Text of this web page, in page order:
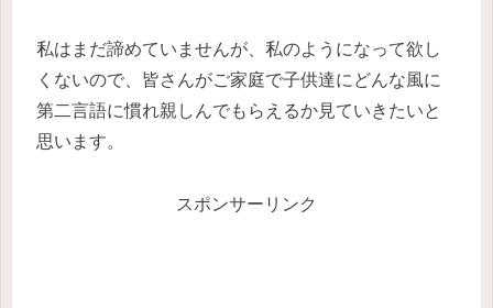
私はまだ諦めていませんが、私のようになって欲し
くないので、皆さんがご家庭で子供達にどんな風に
第二言語に慣れ親しんでもらえるか見ていきたいと
思います。
スポンサーリンク